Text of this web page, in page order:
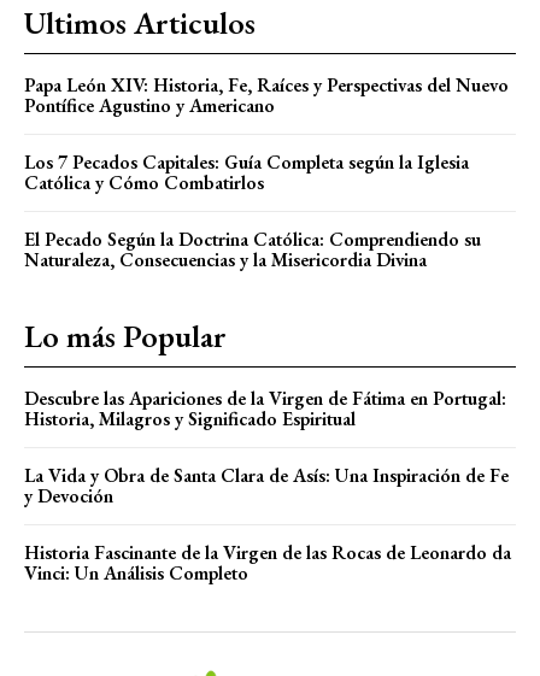
Ultimos Articulos
Papa León XIV: Historia, Fe, Raíces y Perspectivas del Nuevo
Pontífice Agustino y Americano
Los 7 Pecados Capitales: Guía Completa según la Iglesia
Católica y Cómo Combatirlos
El Pecado Según la Doctrina Católica: Comprendiendo su
Naturaleza, Consecuencias y la Misericordia Divina
Lo más Popular
Descubre las Apariciones de la Virgen de Fátima en Portugal:
Historia, Milagros y Significado Espiritual
La Vida y Obra de Santa Clara de Asís: Una Inspiración de Fe
y Devoción
Historia Fascinante de la Virgen de las Rocas de Leonardo da
Vinci: Un Análisis Completo